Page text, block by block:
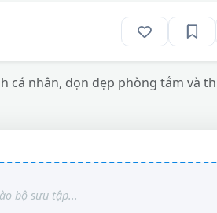
cá nhân, dọn dẹp phòng tắm và